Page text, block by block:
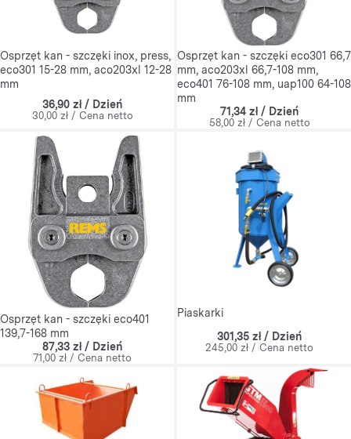
Osprzęt kan - szczęki inox, press,
eco301 15-28 mm, aco203xl 12-28
mm
36,90 zł / Dzień
30,00 zł / Cena netto
Osprzęt kan - szczęki eco301 66,7
mm, aco203xl 66,7-108 mm,
eco401 76-108 mm, uap100 64-108
mm
71,34 zł / Dzień
58,00 zł / Cena netto
Osprzęt kan - szczęki eco401
139,7-168 mm
87,33 zł / Dzień
71,00 zł / Cena netto
Piaskarki
301,35 zł / Dzień
245,00 zł / Cena netto